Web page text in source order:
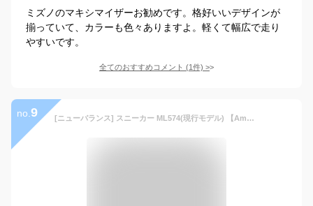
ミズノのマキシマイザーお勧めです。格好いいデザインが
揃っていて、カラーも色々ありますよ。軽くて幅広で走り
やすいです。
全てのおすすめコメント (1件) >
no. 9 [ニューバランス] スニーカー ML574(現行モデル) 【Amazon.co.jp限定カラーあり】 10_グレー/オレンジ(MDG) Amazon.co.jp限定カラー 22.5 cm D